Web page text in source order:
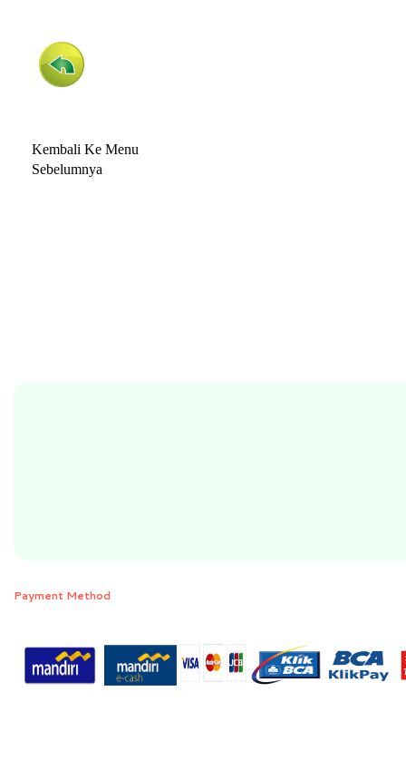
Kembali Ke Menu
Sebelumnya
Payment Method